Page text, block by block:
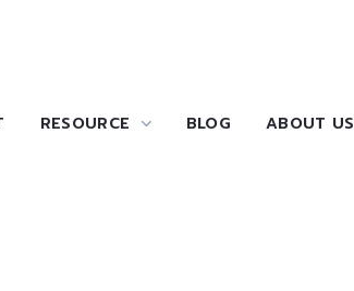
RESOURCE BLOG ABOUT US